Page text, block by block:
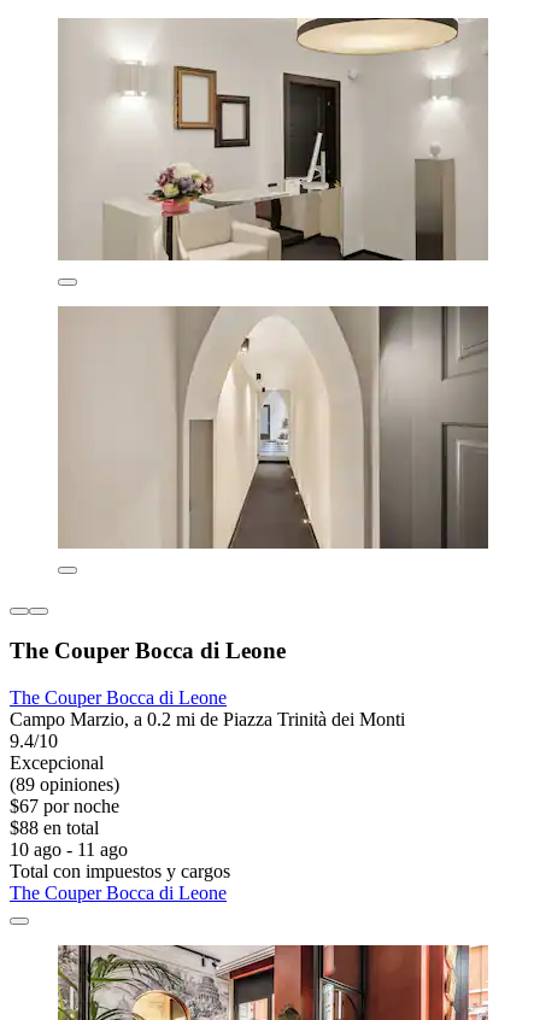
The Couper Bocca di Leone
The Couper Bocca di Leone
Campo Marzio, a 0.2 mi de Piazza Trinità dei Monti
9.4/10
Excepcional
(89 opiniones)
$67 por noche
$88 en total
10 ago - 11 ago
Total con impuestos y cargos
The Couper Bocca di Leone